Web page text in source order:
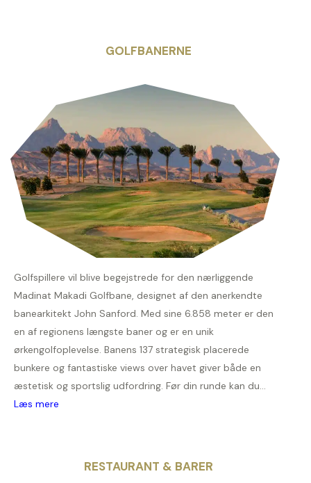
GOLFBANERNE
Golfspillere vil blive begejstrede for den nærliggende
Madinat Makadi Golfbane, designet af den anerkendte
banearkitekt John Sanford. Med sine 6.858 meter er den
en af regionens længste baner og er en unik
ørkengolfoplevelse. Banens 137 strategisk placerede
bunkere og fantastiske views over havet giver både en
æstetisk og sportslig udfordring. Før din runde kan du...
Læs mere
RESTAURANT & BARER